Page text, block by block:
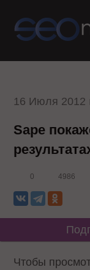
16 Июля 2012
Sape
0 4986
Чтобы